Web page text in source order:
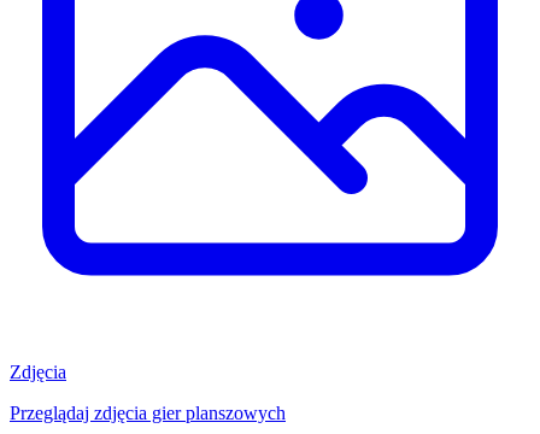
Zdjęcia
Przeglądaj zdjęcia gier planszowych